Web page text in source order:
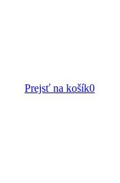
Prejsť na košík0